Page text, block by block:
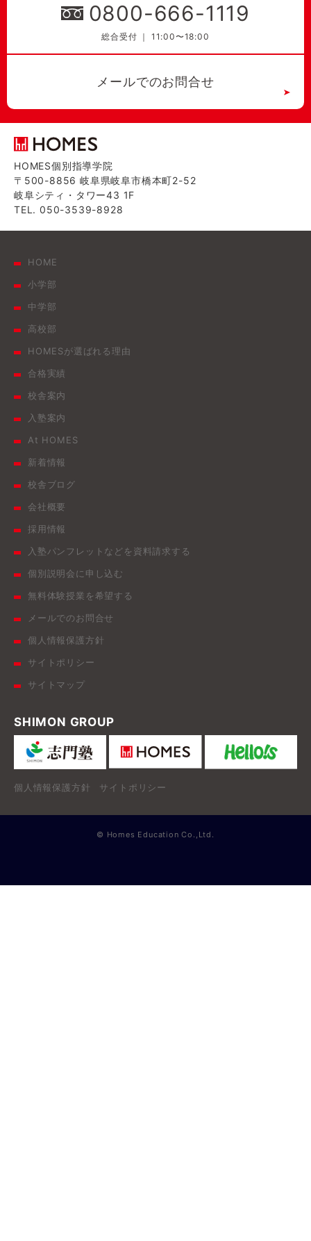
0800-666-1119
総合受付 ｜ 11:00〜18:00
メールでのお問合せ
HOMES個別指導学院
〒500-8856 岐阜県岐阜市橋本町2-52
岐阜シティ・タワー43 1F
TEL. 050-3539-8928
HOME
小学部
中学部
高校部
HOMESが選ばれる理由
合格実績
校舎案内
入塾案内
At HOMES
新着情報
校舎ブログ
会社概要
採用情報
入塾パンフレットなどを資料請求する
個別説明会に申し込む
無料体験授業を希望する
メールでのお問合せ
個人情報保護方針
サイトポリシー
サイトマップ
SHIMON GROUP
個人情報保護方針 サイトポリシー
© Homes Education Co.,Ltd.